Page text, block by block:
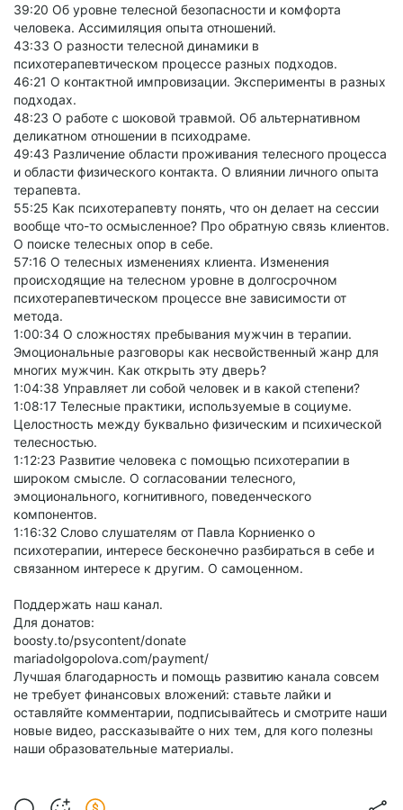
39:20 Об уровне телесной безопасности и комфорта
человека. Ассимиляция опыта отношений.
43:33 О разности телесной динамики в
психотерапевтическом процессе разных подходов.
46:21 О контактной импровизации. Эксперименты в разных
подходах.
48:23 О работе с шоковой травмой. Об альтернативном
деликатном отношении в психодраме.
49:43 Различение области проживания телесного процесса
и области физического контакта. О влиянии личного опыта
терапевта.
55:25 Как психотерапевту понять, что он делает на сессии
вообще что-то осмысленное? Про обратную связь клиентов.
О поиске телесных опор в себе.
57:16 О телесных изменениях клиента. Изменения
происходящие на телесном уровне в долгосрочном
психотерапевтическом процессе вне зависимости от
метода.
1:00:34 О сложностях пребывания мужчин в терапии.
Эмоциональные разговоры как несвойственный жанр для
многих мужчин. Как открыть эту дверь?
1:04:38 Управляет ли собой человек и в какой степени?
1:08:17 Телесные практики, используемые в социуме.
Целостность между буквально физическим и психической
телесностью.
1:12:23 Развитие человека с помощью психотерапии в
широком смысле. О согласовании телесного,
эмоционального, когнитивного, поведенческого
компонентов.
1:16:32 Слово слушателям от Павла Корниенко о
психотерапии, интересе бесконечно разбираться в себе и
связанном интересе к другим. О самоценном.
Поддержать наш канал.
Для донатов:
boosty.to/psycontent/donate
mariadolgopolova.com/payment/
Лучшая благодарность и помощь развитию канала совсем
не требует финансовых вложений: ставьте лайки и
оставляйте комментарии, подписывайтесь и смотрите наши
новые видео, рассказывайте о них тем, для кого полезны
наши образовательные материалы.